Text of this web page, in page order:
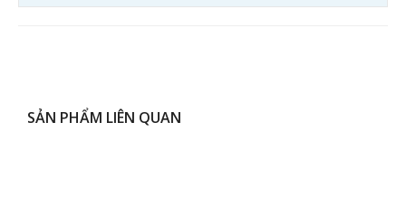
SẢN PHẨM LIÊN QUAN